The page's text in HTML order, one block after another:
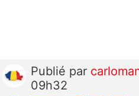
Publié par
09h32